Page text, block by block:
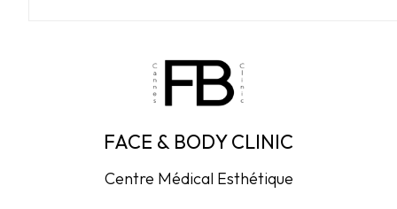
FACE & BODY CLINIC
Centre Médical Esthétique